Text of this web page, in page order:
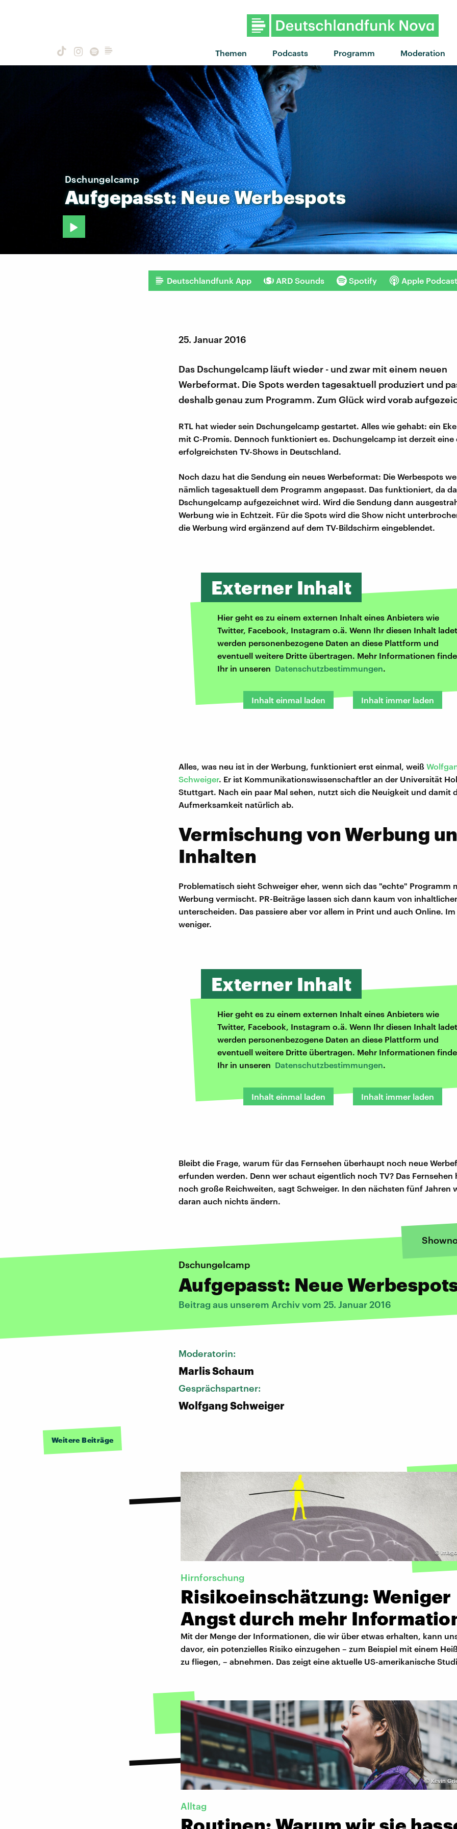
Themen Podcasts Programm Moderation
"Anxiety" von Doechii ·
Dschungelcamp
Aufgepasst:NeueWerbespots
Deutschlandfunk App ARD Sounds Spotify Apple
25. Januar 2016
Das Dschungelcamp läuft wieder - und zwar mit einem neuen
Werbeformat. Die Spots werden tagesaktuell produziert und
deshalb genau zum Programm. Zum Glück wird vorab
RTL hat wieder sein Dschungelcamp gestartet. Alles wie gehabt: ein
mit C-Promis. Dennoch funktioniert es. Dschungelcamp ist derzeit eine
erfolgreichsten TV-Shows in Deutschland.
Noch dazu hat die Sendung ein neues Werbeformat: Die Werbespots
nämlich tagesaktuell dem Programm angepasst. Das funktioniert, da
Dschungelcamp aufgezeichnet wird. Wird die Sendung dann
Werbung wie in Echtzeit. Für die Spots wird die Show nicht
die Werbung wird ergänzend auf dem TV-Bildschirm eingeblendet.
Externer Inhalt
Hier geht es zu einem externen Inhalt eines Anbieters wie
Twitter, Facebook, Instagram o.ä. Wenn Ihr diesen Inhalt
werden personenbezogene Daten an diese Plattform und
eventuell weitere Dritte übertragen. Mehr Informationen
Ihr in unseren Datenschutzbestimmungen.
Inhalt einmal laden Inhalt immer laden
Alles, was neu ist in der Werbung, funktioniert erst einmal, weiß
Schweiger. Er ist Kommunikationswissenschaftler an der Universität
Stuttgart. Nach ein paar Mal sehen, nutzt sich die Neuigkeit und damit
Aufmerksamkeit natürlich ab.
Vermischung von Werbung
Inhalten
Problematisch sieht Schweiger eher, wenn sich das "echte" Programm
Werbung vermischt. PR-Beiträge lassen sich dann kaum von
unterscheiden. Das passiere aber vor allem in Print und auch Online.
weniger.
Externer Inhalt
Hier geht es zu einem externen Inhalt eines Anbieters wie
Twitter, Facebook, Instagram o.ä. Wenn Ihr diesen Inhalt
werden personenbezogene Daten an diese Plattform und
eventuell weitere Dritte übertragen. Mehr Informationen
Ihr in unseren Datenschutzbestimmungen.
Inhalt einmal laden Inhalt immer laden
Bleibt die Frage, warum für das Fernsehen überhaupt noch neue
erfunden werden. Denn wer schaut eigentlich noch TV? Das Fernsehen
noch große Reichweiten, sagt Schweiger. In den nächsten fünf Jahren
daran auch nichts ändern.
Dschungelcamp
Aufgepasst: Neue
Beitrag aus unserem Archiv vom 25. Januar 2016
Moderatorin:
Marlis Schaum
Gesprächspartner:
Wolfgang Schweiger
Weitere Beiträge
©
Hirnforschung
Risikoeinschätzung: Weniger
Angst durch mehr
Mit der Menge der Informationen, die wir über etwas erhalten, kann
davor, ein potenzielles Risiko einzugehen – zum Beispiel mit einem
zu fliegen, – abnehmen. Das zeigt eine aktuelle US-amerikanische
© Kevin
Alltag